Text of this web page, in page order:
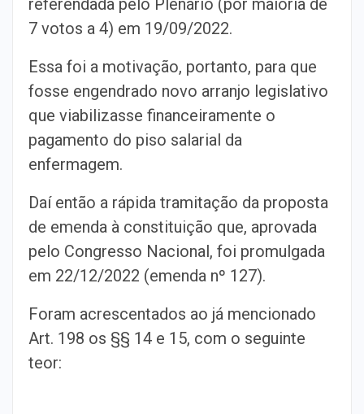
referendada pelo Plenário (por maioria de
7 votos a 4) em 19/09/2022.
Essa foi a motivação, portanto, para que
fosse engendrado novo arranjo legislativo
que viabilizasse financeiramente o
pagamento do piso salarial da
enfermagem.
Daí então a rápida tramitação da proposta
de emenda à constituição que, aprovada
pelo Congresso Nacional, foi promulgada
em 22/12/2022 (emenda nº 127).
Foram acrescentados ao já mencionado
Art. 198 os §§ 14 e 15, com o seguinte
teor: